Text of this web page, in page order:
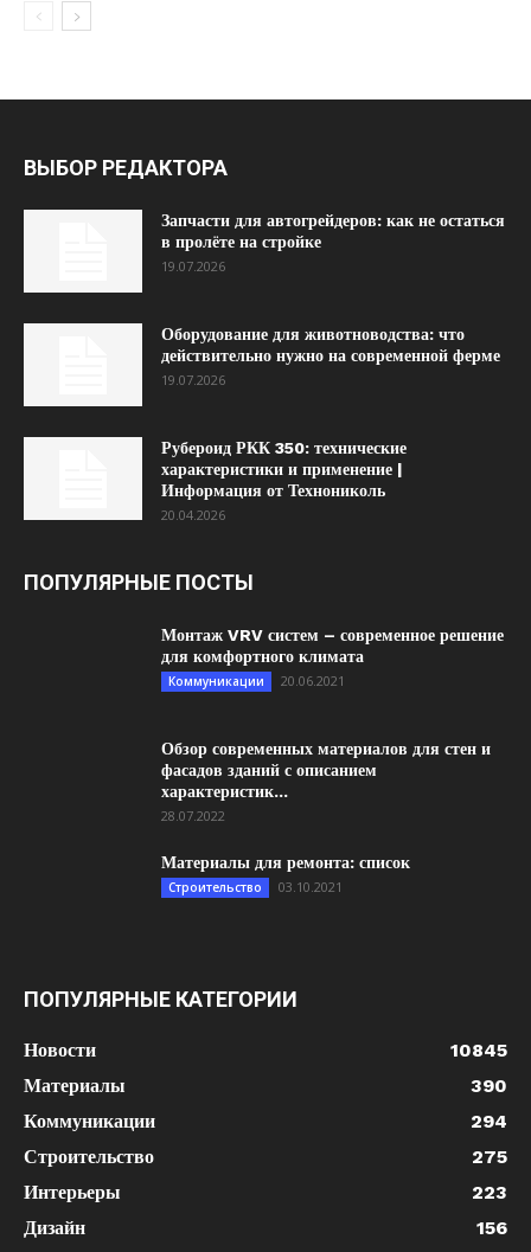
ВЫБОР РЕДАКТОРА
Запчасти для автогрейдеров: как не остаться
в пролёте на стройке
19.07.2026
Оборудование для животноводства: что
действительно нужно на современной ферме
19.07.2026
Рубероид РКК 350: технические
характеристики и применение |
Информация от Технониколь
20.04.2026
ПОПУЛЯРНЫЕ ПОСТЫ
Монтаж VRV систем – современное решение
для комфортного климата
Коммуникации 20.06.2021
Обзор современных материалов для стен и
фасадов зданий с описанием
характеристик...
28.07.2022
Материалы для ремонта: список
Строительство 03.10.2021
ПОПУЛЯРНЫЕ КАТЕГОРИИ
Новости
10845
Материалы
390
Коммуникации
294
Строительство
275
Интерьеры
223
Дизайн
156